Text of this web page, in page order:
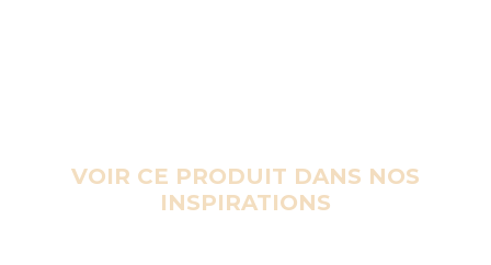
VOIR CE PRODUIT DANS NOS
INSPIRATIONS